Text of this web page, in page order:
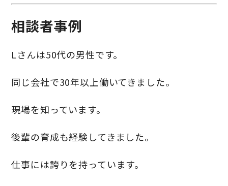
相談者事例
Lさんは50代の男性です。
同じ会社で30年以上働いてきました。
現場を知っています。
後輩の育成も経験してきました。
仕事には誇りを持っています。